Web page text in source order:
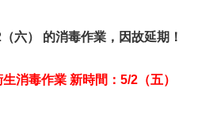
六） 的消毒作業，因故延期！
消毒作業 新時間：5/2（五）